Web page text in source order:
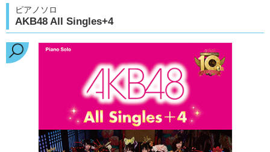
ピアノソロ
AKB48 All Singles+4